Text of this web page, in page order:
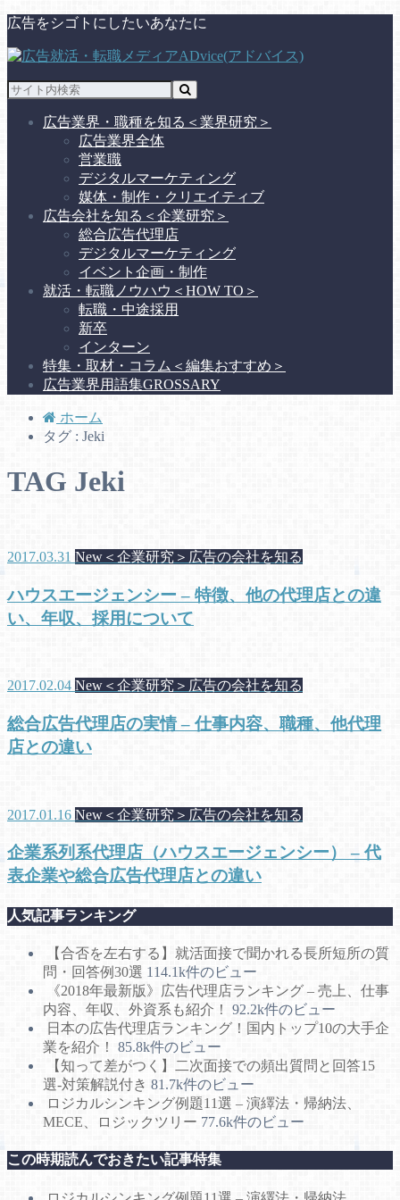
広告をシゴトにしたいあなたに
広告業界・職種を知る ＜業界研究＞
広告業界全体
営業職
デジタルマーケティング
媒体・制作・クリエイティブ
広告会社を知る ＜企業研究＞
総合広告代理店
デジタルマーケティング
イベント企画・制作
就活・転職ノウハウ ＜HOW TO＞
転職・中途採用
新卒
インターン
特集・取材・コラム ＜編集おすすめ＞
広告業界用語集GROSSARY
ホーム
タグ : Jeki
TAG Jeki
2017.03.31 New＜企業研究＞広告の会社を知る
ハウスエージェンシー – 特徴、他の代理店との違
い、年収、採用について
2017.02.04 New＜企業研究＞広告の会社を知る
総合広告代理店の実情 – 仕事内容、職種、他代理
店との違い
2017.01.16 New＜企業研究＞広告の会社を知る
企業系列系代理店（ハウスエージェンシー） – 代
表企業や総合広告代理店との違い
人気記事ランキング
【合否を左右する】就活面接で聞かれる長所短所の質
問・回答例30選 114.1k件のビュー
《2018年最新版》広告代理店ランキング – 売上、仕事
内容、年収、外資系も紹介！
92.2k件のビュー
日本の広告代理店ランキング！国内トップ10の大手企
業を紹介！
85.8k件のビュー
【知って差がつく】二次面接での頻出質問と回答15
選-対策解説付き 81.7k件のビュー
ロジカルシンキング例題11選 – 演繹法・帰納法、
MECE、ロジックツリー 77.6k件のビュー
この時期読んでおきたい記事特集